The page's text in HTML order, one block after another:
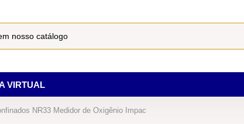
VIRTUAL
NR33 Medidor de Oxigênio Impac